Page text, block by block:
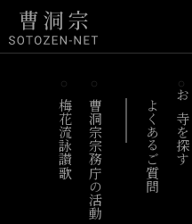
梅花流詠讃歌 曹洞宗宗務庁の活動 よくあるご質問 お寺を探す